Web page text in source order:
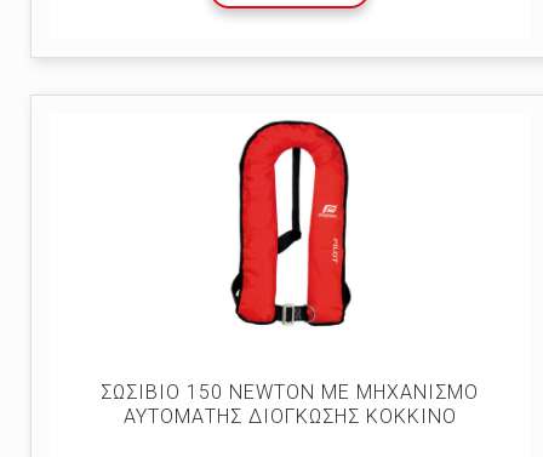
ΣΩΣΙΒΙΟ 150 NEWTON ΜΕ ΜΗΧΑΝΙΣΜΟ
ΑΥΤΟΜΑΤΗΣ ΔΙΟΓΚΩΣΗΣ ΚΟΚΚΙΝO